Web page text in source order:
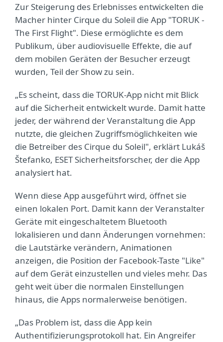
Zur Steigerung des Erlebnisses entwickelten die
Macher hinter Cirque du Soleil die App "TORUK -
The First Flight". Diese ermöglichte es dem
Publikum, über audiovisuelle Effekte, die auf
dem mobilen Geräten der Besucher erzeugt
wurden, Teil der Show zu sein.
„Es scheint, dass die TORUK-App nicht mit Blick
auf die Sicherheit entwickelt wurde. Damit hatte
jeder, der während der Veranstaltung die App
nutzte, die gleichen Zugriffsmöglichkeiten wie
die Betreiber des Cirque du Soleil", erklärt Lukáš
Štefanko, ESET Sicherheitsforscher, der die App
analysiert hat.
Wenn diese App ausgeführt wird, öffnet sie
einen lokalen Port. Damit kann der Veranstalter
Geräte mit eingeschaltetem Bluetooth
lokalisieren und dann Änderungen vornehmen:
die Lautstärke verändern, Animationen
anzeigen, die Position der Facebook-Taste "Like"
auf dem Gerät einzustellen und vieles mehr. Das
geht weit über die normalen Einstellungen
hinaus, die Apps normalerweise benötigen.
„Das Problem ist, dass die App kein
Authentifizierungsprotokoll hat. Ein Angreifer